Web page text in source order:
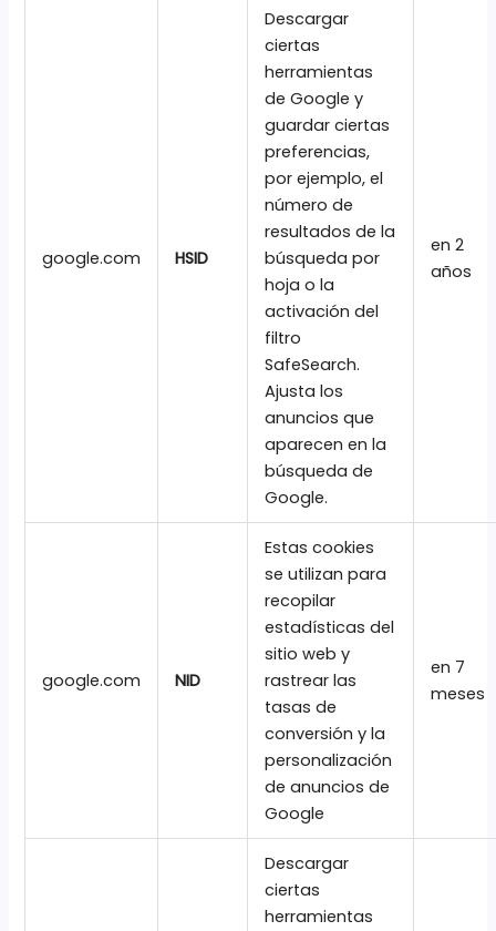
google.com HSID
Descargar
ciertas
herramientas
de Google y
guardar ciertas
preferencias,
por ejemplo, el
número de
resultados de la
búsqueda por
hoja o la
activación del
filtro
SafeSearch.
Ajusta los
anuncios que
aparecen en la
búsqueda de
Google.
en 2
años
google.com NID
Estas cookies
se utilizan para
recopilar
estadísticas del
sitio web y
rastrear las
tasas de
conversión y la
personalización
de anuncios de
Google
en 7
meses
Descargar
ciertas
herramientas